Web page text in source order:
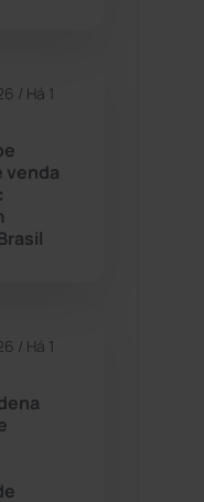
(1235)
/ Há 1
venda
/ Há 1